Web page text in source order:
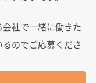
社で一緒に働きた
のでご応募くださ